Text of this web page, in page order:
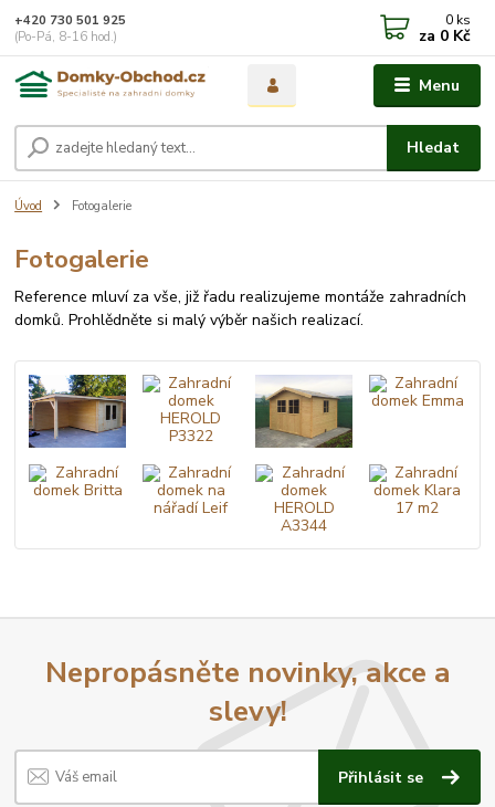
Menu
Hledat
+420 730 501 925
(Po-Pá, 8-16 hod.)
0 ks
za 0 Kč
Úvod Fotogalerie
Fotogalerie
Reference mluví za vše, již řadu realizujeme montáže zahradních
domků. Prohlědněte si malý výběr našich realizací.
Nepropásněte novinky, akce a
slevy!
Přihlásit se